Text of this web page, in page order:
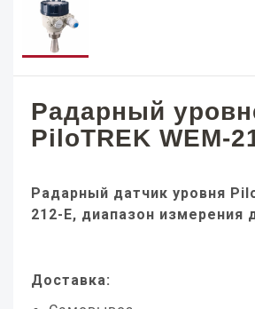
Радарный
PiloTREK WEM-
Радарный датчик уровня
212-E, диапазон измерения
Доставка: